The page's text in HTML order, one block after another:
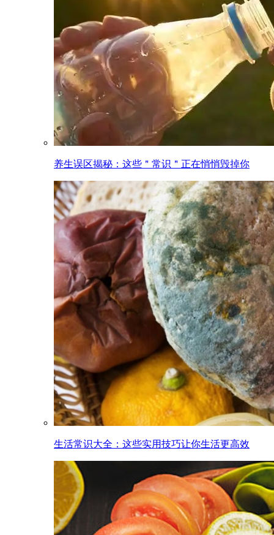
养生误区揭秘：这些＂常识＂正在悄悄毁掉你
生活常识大全：这些实用技巧让你生活更高效